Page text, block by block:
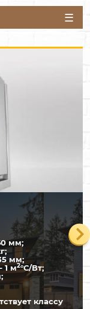
мм;
мм;
1 м2°С/Вт;
классу